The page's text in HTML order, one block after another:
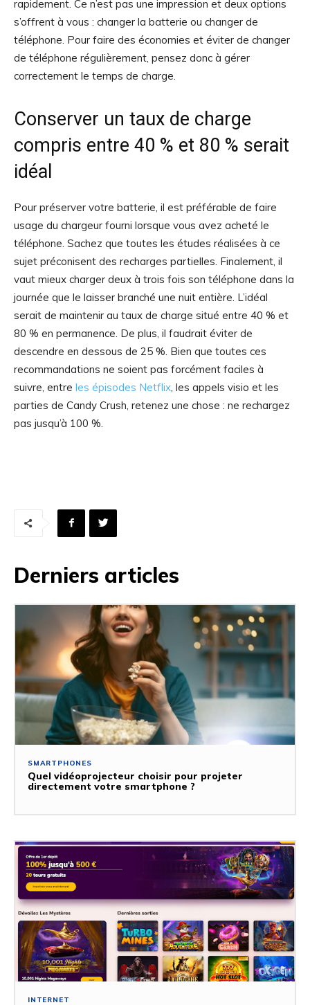
rapidement. Ce n’est pas une impression et deux options
s’offrent à vous : changer la batterie ou changer de
téléphone. Pour faire des économies et éviter de changer
de téléphone régulièrement, pensez donc à gérer
correctement le temps de charge.
Conserver un taux de charge
compris entre 40 % et 80 % serait
idéal
Pour préserver votre batterie, il est préférable de faire
usage du chargeur fourni lorsque vous avez acheté le
téléphone. Sachez que toutes les études réalisées à ce
sujet préconisent des recharges partielles. Finalement, il
vaut mieux charger deux à trois fois son téléphone dans la
journée que le laisser branché une nuit entière. L’idéal
serait de maintenir au taux de charge situé entre 40 % et
80 % en permanence. De plus, il faudrait éviter de
descendre en dessous de 25 %. Bien que toutes ces
recommandations ne soient pas forcément faciles à
suivre, entre les épisodes Netflix , les appels visio et les
parties de Candy Crush, retenez une chose : ne rechargez
pas jusqu’à 100 %.
Derniers articles
SMARTPHONES
Quel vidéoprojecteur choisir pour projeter
directement votre smartphone ?
INTERNET